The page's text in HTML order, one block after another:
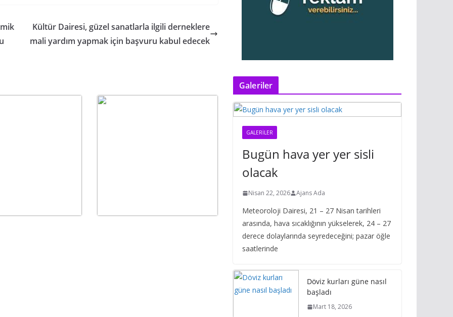
Kültür Dairesi, güzel sanatlarla ilgili derneklere
mali yardım yapmak için başvuru kabul edecek
Galeriler
GALERILER
Bugün hava yer yer sisli
olacak
Nisan 22, 2026 Ajans Ada
Meteoroloji Dairesi, 21 – 27 Nisan tarihleri
arasında, hava sıcaklığının yükselerek, 24 – 27
derece dolaylarında seyredeceğini; pazar öğle
saatlerinde
Döviz kurları güne nasıl
başladı
Mart 18, 2026